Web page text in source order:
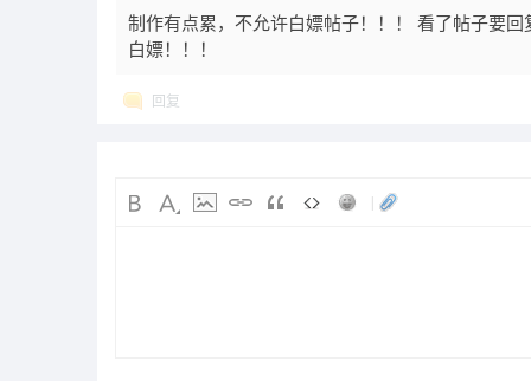
制作有点累，不允许白嫖帖子！！！ 看了帖子要
白嫖！！！
回复